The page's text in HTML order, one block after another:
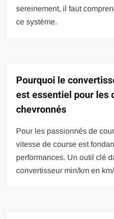
sereinement, il faut
ce système.
Pourquoi le
est essentiel pour les
chevronnés
Pour les passionnés de
vitesse de course est
performances. Un outil clé
convertisseur min/km en